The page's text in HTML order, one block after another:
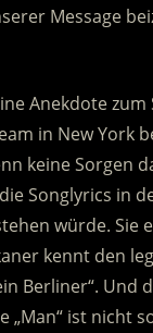
Message
Anekdote zum
in New York
keine Sorgen
Songlyrics in
würde. Sie
kennt den
Berliner“. Und
„Man“ ist nicht